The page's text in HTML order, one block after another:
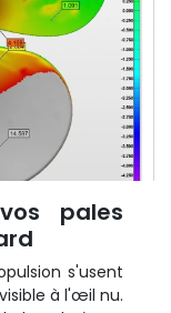
pales
s'usent
à l'œil nu.